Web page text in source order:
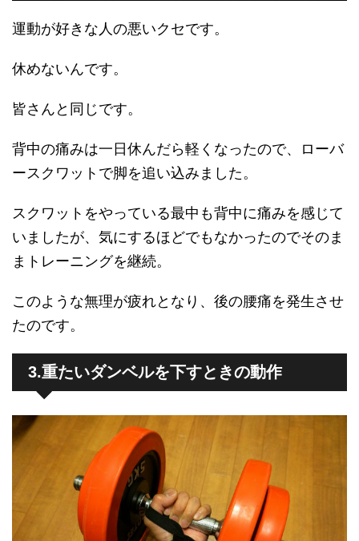
運動が好きな人の悪いクセです。
休めないんです。
皆さんと同じです。
背中の痛みは一日休んだら軽くなったので、ローバ
ースクワットで脚を追い込みました。
スクワットをやっている最中も背中に痛みを感じて
いましたが、気にするほどでもなかったのでそのま
まトレーニングを継続。
このような無理が疲れとなり、後の腰痛を発生させ
たのです。
3.重たいダンベルを下すときの動作